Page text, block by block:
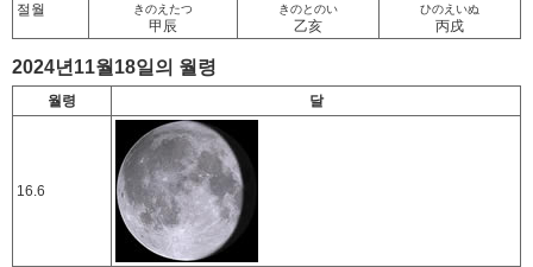
절월
きのえたつ
甲辰
きのとのい
乙亥
ひのえいぬ
丙戌
2024년11월18일의 월령
월령 달
16.6